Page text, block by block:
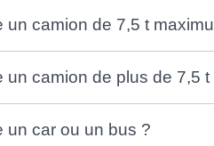
camion de 7,5 t
un camion de plus de 7,5
un car ou un bus ?